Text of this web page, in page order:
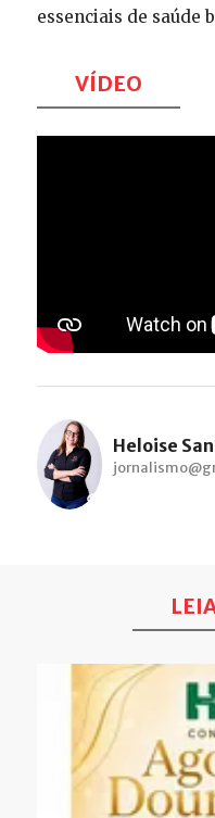
essenciais de saúde
VÍDEO
Heloise